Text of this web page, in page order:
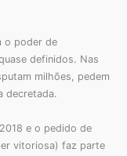
o poder de
definidos. Nas
milhões, pedem
decretada.
e o pedido de
vitoriosa) faz parte